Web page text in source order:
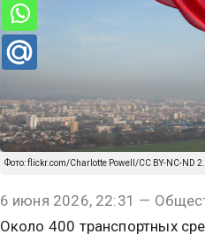
Фото: flickr.com/Charlotte Powell/CC BY-NC-ND
6 июня 2026, 22:31 —
Около 400 транспортных